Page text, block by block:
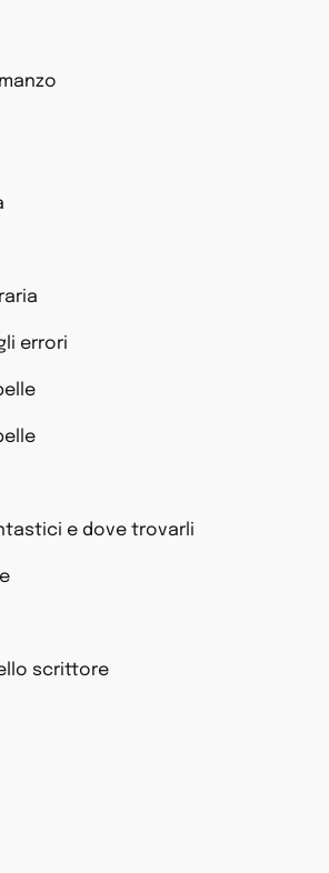
errori
e dove trovarli
scrittore